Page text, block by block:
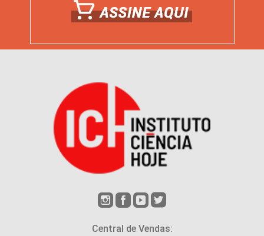
Central de Vendas: